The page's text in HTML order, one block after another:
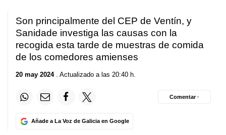
Son principalmente del CEP de Ventín, y
Sanidade investiga las causas con la
recogida esta tarde de muestras de comida
de los comedores amienses
20 may 2024. Actualizado a las 20:40 h.
Añade a La Voz de Galicia en Google
Comentar ·